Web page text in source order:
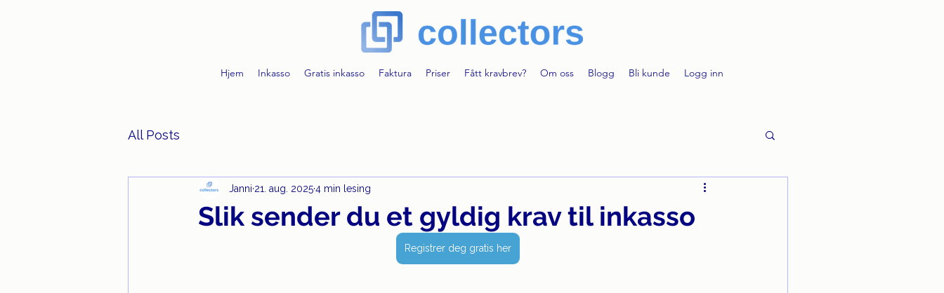
Hjem Inkasso Gratis inkasso Faktura Priser Fått kravbrev? Om oss Blogg Bli kunde Logg inn
All Posts
Slik sender du et gyldig krav til inkasso
Janni 21. aug. 20254 min lesing
Registrer deg gratis her